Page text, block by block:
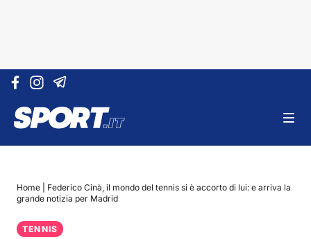
Vai al contenuto
Home
Federico Cinà, il mondo del tennis si è accorto di lui: e arriva la
grande notizia per Madrid
TENNIS